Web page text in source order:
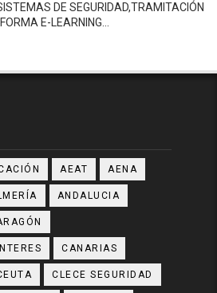
DE SEGURIDAD,TRAMITACIÓN
E-LEARNING…
AEAT AENA
ANDALUCIA
CANARIAS
CLECE SEGURIDAD